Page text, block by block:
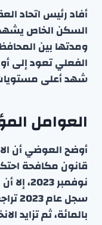
أفاد رئيس اتحاد
السكن الخاص
ومدتها بين
شهد أعلى مستويات
العوامل
أوضح العوضي أن
قانون مكافحة
نوفمبر
بالمائة، ثم تزايد